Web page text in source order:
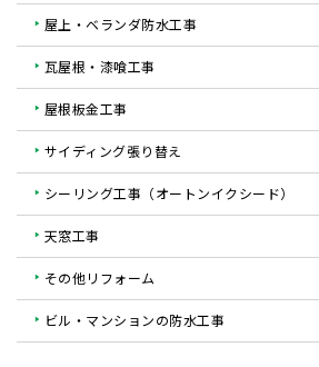
屋上・ベランダ防水工事
瓦屋根・漆喰工事
屋根板金工事
サイディング張り替え
シーリング工事（オートンイクシード）
天窓工事
その他リフォーム
ビル・マンションの防水工事